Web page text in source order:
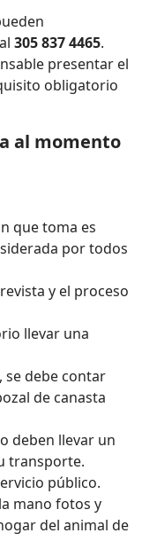
305 837 4465.
presentar el
obligatorio
al momento
que toma es
por todos
y el proceso
llevar una
se debe contar
de canasta
deben llevar un
transporte.
público.
mano fotos y
del animal de